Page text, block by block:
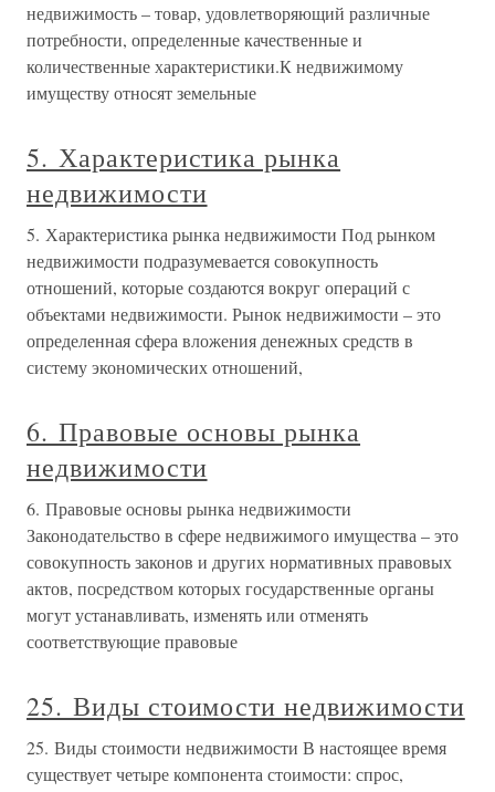
недвижимость – товар, удовлетворяющий различные
потребности, определенные качественные и
количественные характеристики.К недвижимому
имуществу относят земельные
5. Характеристика рынка
недвижимости
5. Характеристика рынка недвижимости Под рынком
недвижимости подразумевается совокупность
отношений, которые создаются вокруг операций с
объектами недвижимости. Рынок недвижимости – это
определенная сфера вложения денежных средств в
систему экономических отношений,
6. Правовые основы рынка
недвижимости
6. Правовые основы рынка недвижимости
Законодательство в сфере недвижимого имущества – это
совокупность законов и других нормативных правовых
актов, посредством которых государственные органы
могут устанавливать, изменять или отменять
соответствующие правовые
25. Виды стоимости недвижимости
25. Виды стоимости недвижимости В настоящее время
существует четыре компонента стоимости: спрос,